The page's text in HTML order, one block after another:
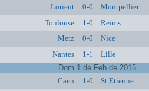
Lorient
0-0 Montpellier
Toulouse
1-0 Reims
Metz
0-0 Nice
Nantes
1-1 Lille
Dom 1 de Feb de 2015
Caen
1-0 St Etienne